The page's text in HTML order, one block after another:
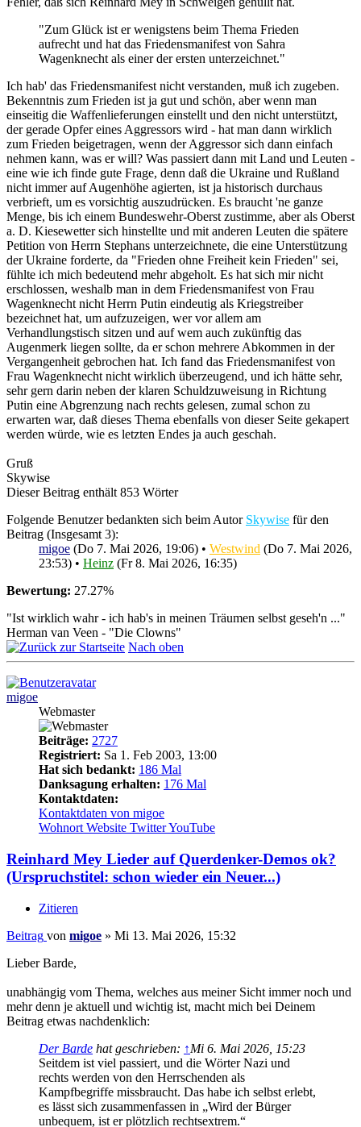
"Zum Glück ist er wenigstens beim Thema Frieden
aufrecht und hat das Friedensmanifest von Sahra
Wagenknecht als einer der ersten unterzeichnet."
Ich hab' das Friedensmanifest nicht verstanden, muß ich zugeben.
Bekenntnis zum Frieden ist ja gut und schön, aber wenn man
einseitig die Waffenlieferungen einstellt und den nicht unterstützt,
der gerade Opfer eines Aggressors wird - hat man dann wirklich
zum Frieden beigetragen, wenn der Aggressor sich dann einfach
nehmen kann, was er will? Was passiert dann mit Land und Leuten -
eine wie ich finde gute Frage, denn daß die Ukraine und Rußland
nicht immer auf Augenhöhe agierten, ist ja historisch durchaus
verbrieft, um es vorsichtig auszudrücken. Es braucht 'ne ganze
Menge, bis ich einem Bundeswehr-Oberst zustimme, aber als Oberst
a. D. Kiesewetter sich hinstellte und mit anderen Leuten die spätere
Petition von Herrn Stephans unterzeichnete, die eine Unterstützung
der Ukraine forderte, da "Frieden ohne Freiheit kein Frieden" sei,
fühlte ich mich bedeutend mehr abgeholt. Es hat sich mir nicht
erschlossen, weshalb man in dem Friedensmanifest von Frau
Wagenknecht nicht Herrn Putin eindeutig als Kriegstreiber
bezeichnet hat, um aufzuzeigen, wer vor allem am
Verhandlungstisch sitzen und auf wem auch zukünftig das
Augenmerk liegen sollte, da er schon mehrere Abkommen in der
Vergangenheit gebrochen hat. Ich fand das Friedensmanifest von
Frau Wagenknecht nicht wirklich überzeugend, und ich hätte sehr,
sehr gern darin neben der klaren Schuldzuweisung in Richtung
Putin eine Abgrenzung nach rechts gelesen, zumal schon zu
erwarten war, daß dieses Thema ebenfalls von dieser Seite gekapert
werden würde, wie es letzten Endes ja auch geschah.
Gruß
Skywise
Dieser Beitrag enthält 853 Wörter
Folgende Benutzer bedankten sich beim Autor Skywise für den
Beitrag (Insgesamt 3):
migoe (Do 7. Mai 2026, 19:06) • Westwind (Do 7. Mai 2026,
23:53) • Heinz (Fr 8. Mai 2026, 16:35)
Bewertung: 27.27%
"Ist wirklich wahr - ich hab's in meinen Träumen selbst geseh'n ..."
Herman van Veen - "Die Clowns"
Nach oben
migoe
Webmaster
Beiträge: 2727
Registriert: Sa 1. Feb 2003, 13:00
Hat sich bedankt: 186 Mal
Danksagung erhalten: 176 Mal
Kontaktdaten:
Kontaktdaten von migoe
Wohnort Website TwitterYouTube
Reinhard Mey Lieder auf Querdenker-Demos ok?
(Urspruchstitel: schon wieder ein Neuer...)
Zitieren
Beitrag von migoe » Mi 13. Mai 2026, 15:32
Lieber Barde,
unabhängig vom Thema, welches aus meiner Sicht immer noch und
mehr denn je aktuell und wichtig ist, macht mich bei Deinem
Beitrag etwas nachdenklich:
Der Barde hat geschrieben: ↑Mi 6. Mai 2026, 15:23
Seitdem ist viel passiert, und die Wörter Nazi und
rechts werden von den Herrschenden als
Kampfbegriffe missbraucht. Das habe ich selbst erlebt,
es lässt sich zusammenfassen in „Wird der Bürger
unbequem, ist er plötzlich rechtsextrem.“